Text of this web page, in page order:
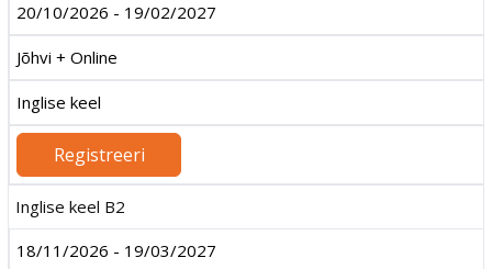
20/10/2026 - 19/02/2027
Jõhvi + Online
Inglise keel
Registreeri
Inglise keel B2
18/11/2026 - 19/03/2027